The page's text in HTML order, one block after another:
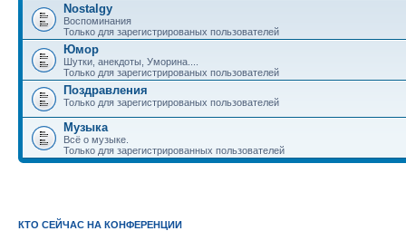
Nostalgy
Воспоминания
Только для зарегистрированых пользователей
Юмор
Шутки, анекдоты, Уморина....
Только для зарегистрированых пользователей
Поздравления
Только для зарегистрированых пользователей
Музыка
Всё о музыке.
Только для зарегистрированных пользователей
КТО СЕЙЧАС НА КОНФЕРЕНЦИИ